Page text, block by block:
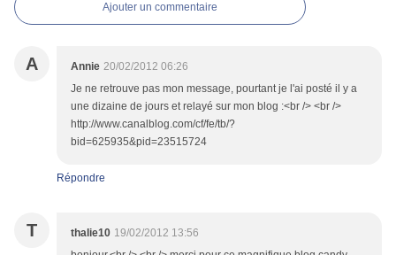
Ajouter un commentaire
A Annie 20/02/2012 06:26
Je ne retrouve pas mon message, pourtant je l'ai posté il y a
une dizaine de jours et relayé sur mon blog :<br /> <br />
http://www.canalblog.com/cf/fe/tb/?
bid=625935&pid=23515724
Répondre
T thalie10 19/02/2012 13:56